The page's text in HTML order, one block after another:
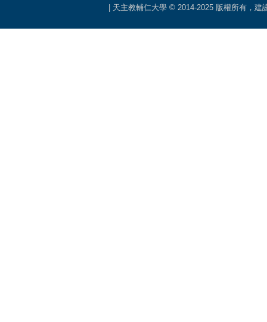
| 天主教輔仁大學 © 2014-2025 版權所有，